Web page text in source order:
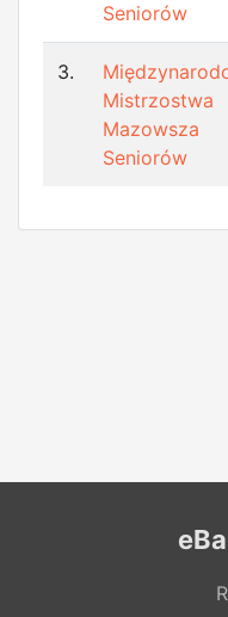
Seniorów
3.
Mistrzostwa
Mazowsza
Seniorów